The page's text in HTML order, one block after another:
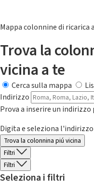
Mappa colonnine di
Trova la
vicina a te
Cerca sulla mappa
Indirizzo
Prova a inserire un indirizzo
Digita e seleziona
Trova la colonnina piú vicina
Filtri
Filtri
Seleziona i filtri